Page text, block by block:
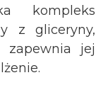
kompleks
z gliceryny,
zapewnia jej